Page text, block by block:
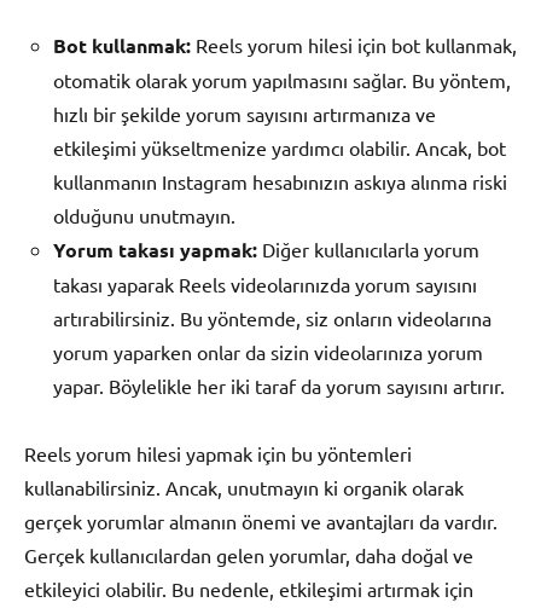
Bot kullanmak: Reels yorum hilesi için bot kullanmak,
otomatik olarak yorum yapılmasını sağlar. Bu yöntem,
hızlı bir şekilde yorum sayısını artırmanıza ve
etkileşimi yükseltmenize yardımcı olabilir. Ancak, bot
kullanmanın Instagram hesabınızın askıya alınma riski
olduğunu unutmayın.
Yorum takası yapmak: Diğer kullanıcılarla yorum
takası yaparak Reels videolarınızda yorum sayısını
artırabilirsiniz. Bu yöntemde, siz onların videolarına
yorum yaparken onlar da sizin videolarınıza yorum
yapar. Böylelikle her iki taraf da yorum sayısını artırır.
Reels yorum hilesi yapmak için bu yöntemleri
kullanabilirsiniz. Ancak, unutmayın ki organik olarak
gerçek yorumlar almanın önemi ve avantajları da vardır.
Gerçek kullanıcılardan gelen yorumlar, daha doğal ve
etkileyici olabilir. Bu nedenle, etkileşimi artırmak için